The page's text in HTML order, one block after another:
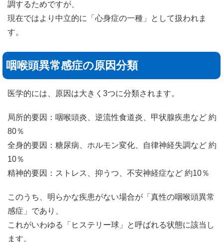
調するためですが、
現在ではより中立的に「心身症の一種」として扱われま
す。
咽喉頭異常感症の原因分類
医学的には、原因は大きく3つに分類されます。
局所的要因：咽喉頭炎、逆流性食道炎、甲状腺疾患など 約
80％
全身的要因：糖尿病、ホルモン変化、自律神経失調など 約
10％
精神的要因：ストレス、抑うつ、不安神経症など 約10％
このうち、明らかな疾患がない場合が「真性の咽喉頭異常
感症」であり、
これがいわゆる「ヒステリー球」と呼ばれる状態に該当し
ます。